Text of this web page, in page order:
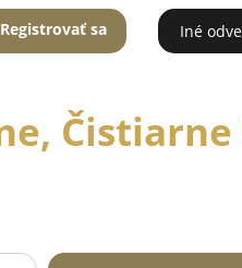
Registrovať sa Iné
Čistiarne